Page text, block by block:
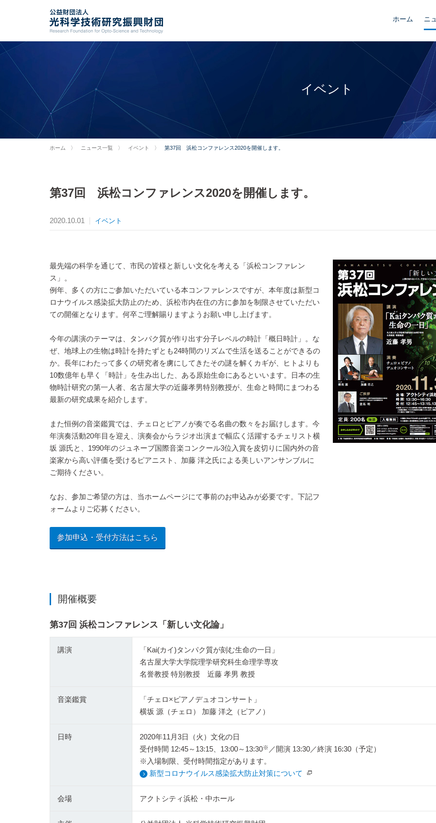
ホーム ニ
イベント
ホーム ニュース一覧 イベント 第37回 浜松コンファレンス2020を開催します。
第37回 浜松コンファレンス2020を開催します。
2020.10.01 イベント
最先端の科学を通じて、市民の皆様と新しい文化を考える「浜松コンファレン
ス」。
例年、多くの方にご参加いただいている本コンファレンスですが、本年度は新型コ
ロナウイルス感染拡大防止のため、浜松市内在住の方に参加を制限させていただい
ての開催となります。何卒ご理解賜りますようお願い申し上げます。
今年の講演のテーマは、タンパク質が作り出す分子レベルの時計「概日時計」。な
ぜ、地球上の生物は時計を持たずとも24時間のリズムで生活を送ることができるの
か。長年にわたって多くの研究者を虜にしてきたその謎を解くカギが、ヒトよりも
10数億年も早く「時計」を生み出した、ある原始生命にあるといいます。日本の生
物時計研究の第一人者、名古屋大学の近藤孝男特別教授が、生命と時間にまつわる
最新の研究成果を紹介します。
また恒例の音楽鑑賞では、チェロとピアノが奏でる名曲の数々をお届けします。今
年演奏活動20年目を迎え、演奏会からラジオ出演まで幅広く活躍するチェリスト横
坂 源氏と、1990年のジュネーブ国際音楽コンクール3位入賞を皮切りに国内外の音
楽家から高い評価を受けるピアニスト、加藤 洋之氏による美しいアンサンブルに
ご期待ください。
なお、参加ご希望の方は、当ホームページにて事前のお申込みが必要です。下記フ
ォームよりご応募ください。
参加申込・受付方法はこちら
開催概要
第37回 浜松コンファレンス「新しい文化論」
講演
「Kai(カイ)タンパク質が刻む生命の一日」
名古屋大学大学院理学研究科生命理学専攻
名誉教授 特別教授 近藤 孝男 教授
音楽鑑賞
「チェロ×ピアノデュオコンサート」
横坂 源（チェロ） 加藤 洋之（ピアノ）
日時
2020年11月3日（火）文化の日
受付時間 12:45～13:15、13:00～13:30※ ／開演 13:30／終演 16:30（予定）
※入場制限、受付時間指定があります。
新型コロナウイルス感染拡大防止対策について
会場 アクトシティ浜松・中ホール